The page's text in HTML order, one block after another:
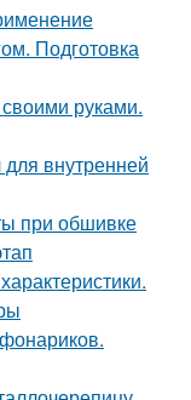
Подготовка
руками.
внутренней
при обшивке